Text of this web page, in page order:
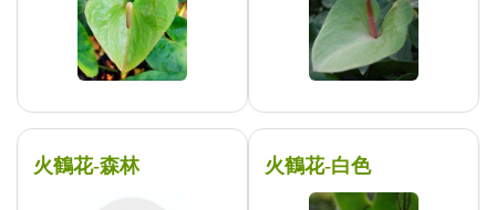
火鶴花-森林 火鶴花-白色